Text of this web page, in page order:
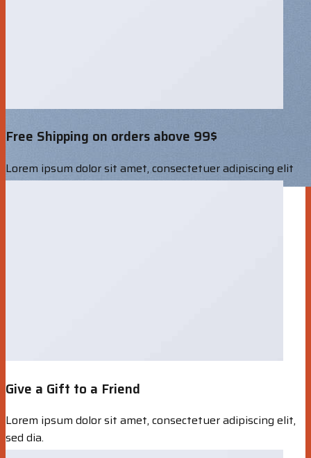
Free Shipping on orders above 99$
Lorem ipsum dolor sit amet, consectetuer adipiscing elit
Give a Gift to a Friend
Lorem ipsum dolor sit amet, consectetuer adipiscing elit,
sed dia.